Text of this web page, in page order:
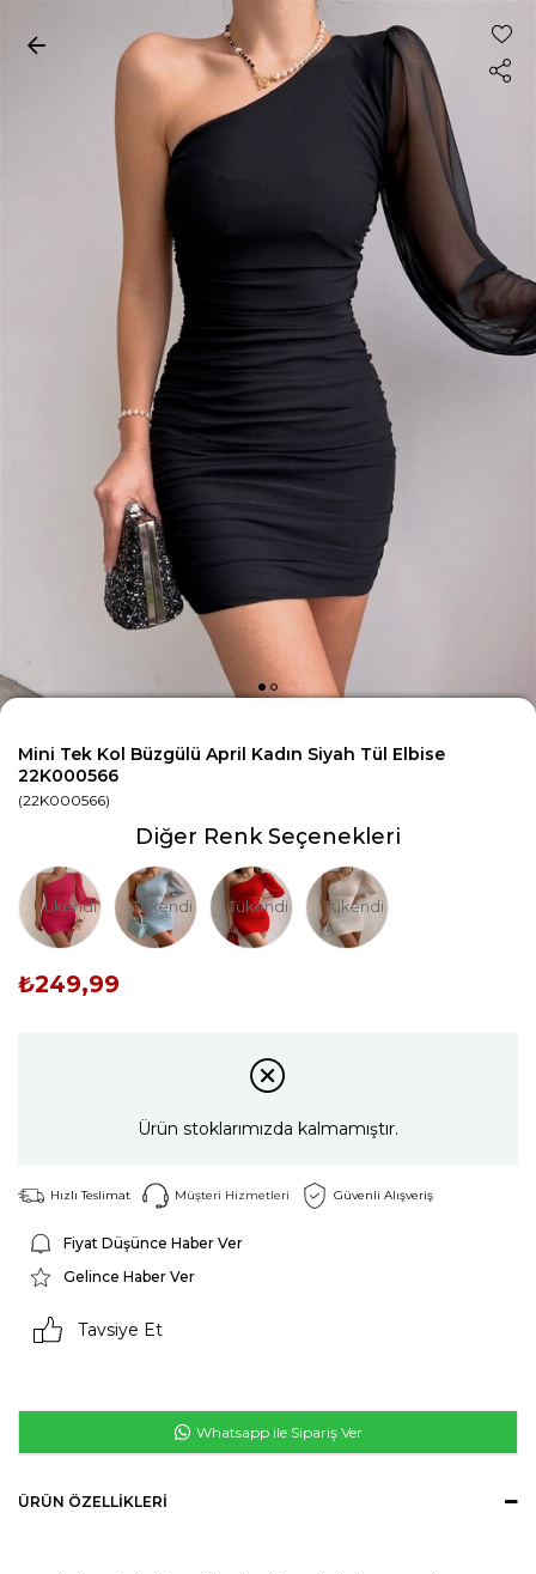
Mini Tek Kol Büzgülü April Kadın Siyah Tül Elbise
22K000566
(22K000566)
Diğer Renk Seçenekleri
Tükendi Tükendi Tükendi Tükendi
₺249,99
Ürün stoklarımızda kalmamıştır.
Hızlı Teslimat Müşteri Hizmetleri Güvenli Alışveriş
Fiyat Düşünce Haber Ver
Gelince Haber Ver
Tavsiye Et
Whatsapp ile Sipariş Ver
ÜRÜN ÖZELLIKLERI